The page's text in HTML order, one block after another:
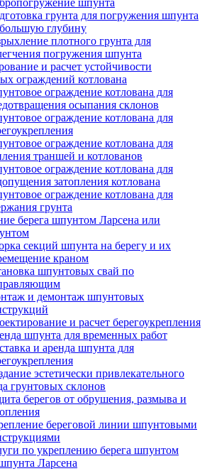
шпунта
грунта для погружения шпунта
глубину
плотного грунта для
погружения шпунта
и расчет устойчивости
ограждений котлована
ограждение котлована для
осыпания склонов
ограждение котлована для
ограждение котлована для
траншей и котлованов
ограждение котлована для
затопления котлована
ограждение котлована для
грунта
берега шпунтом Ларсена или
секций шпунта на берегу и их
краном
шпунтовых свай по
и демонтаж шпунтовых
и расчет берегоукрепления
шпунта для временных работ
и аренда шпунта для
эстетически привлекательного
грунтовых склонов
берегов от обрушения, размыва и
береговой линии шпунтовыми
по укреплению берега шпунтом
Ларсена